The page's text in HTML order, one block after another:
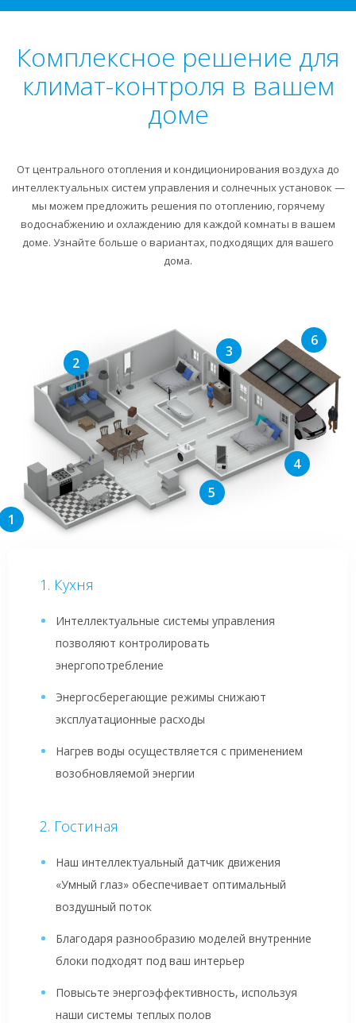
Комплексное решение для
климат-контроля в вашем
доме
От центрального отопления и кондиционирования воздуха до
интеллектуальных систем управления и солнечных установок —
мы можем предложить решения по отоплению, горячему
водоснабжению и охлаждению для каждой комнаты в вашем
доме. Узнайте больше о вариантах, подходящих для вашего
дома.
Кухня
Интеллектуальные системы управления
позволяют контролировать
энергопотребление
Энергосберегающие режимы снижают
эксплуатационные расходы
Нагрев воды осуществляется с применением
возобновляемой энергии
Гостиная
Наш интеллектуальный датчик движения
«Умный глаз» обеспечивает оптимальный
воздушный поток
Благодаря разнообразию моделей внутренние
блоки подходят под ваш интерьер
Повысьте энергоэффективность, используя
наши системы теплых полов